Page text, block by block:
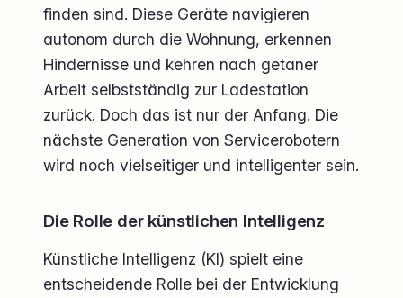
finden sind. Diese Geräte navigieren
autonom durch die Wohnung, erkennen
Hindernisse und kehren nach getaner
Arbeit selbstständig zur Ladestation
zurück. Doch das ist nur der Anfang. Die
nächste Generation von Servicerobotern
wird noch vielseitiger und intelligenter sein.
Die Rolle der künstlichen Intelligenz
Künstliche Intelligenz (KI) spielt eine
entscheidende Rolle bei der Entwicklung